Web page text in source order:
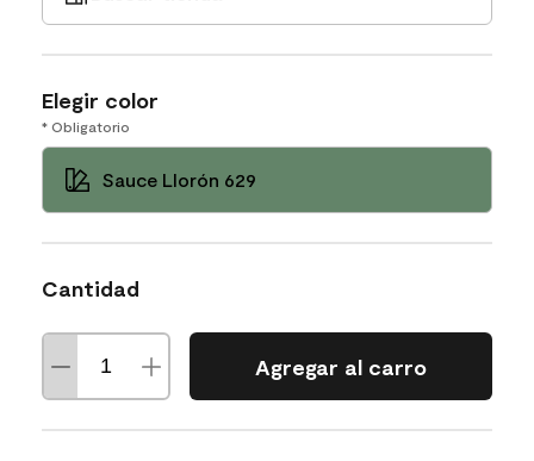
Elegir color
* Obligatorio
Sauce Llorón 629
Cantidad
Agregar al carro